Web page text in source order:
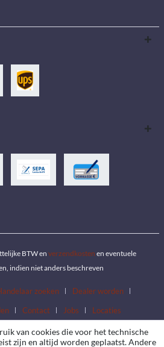
BTW en verzendkosten en eventuele
indien niet anders beschreven
zoeken
Dealer worden
Contact Jobs Locaties
van cookies die voor het technische
zijn en altijd worden geplaatst. Andere